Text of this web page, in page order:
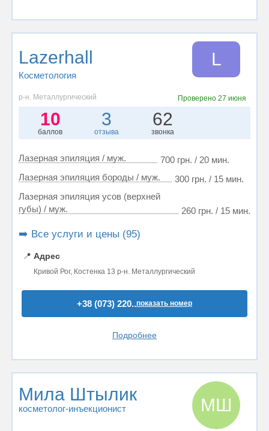
Lazerhall
Косметология
L
р-н. Металлургический Проверено 27 июня
10
баллов
3
отзыва
62
звонка
Лазерная эпиляция / муж.
700 грн. / 20 мин.
Лазерная эпиляция бороды / муж.
300 грн. / 15 мин.
Лазерная эпиляция усов (верхней
губы) / муж.
260 грн. / 15 мин.
➡️ Все услуги и цены (95)
📍 Адрес
Кривой Рог, Костенка 13 р-н. Металлургический
+38 (073) 220..показать номер
Подробнее
Мила Штылик
косметолог-инъекционист МШ